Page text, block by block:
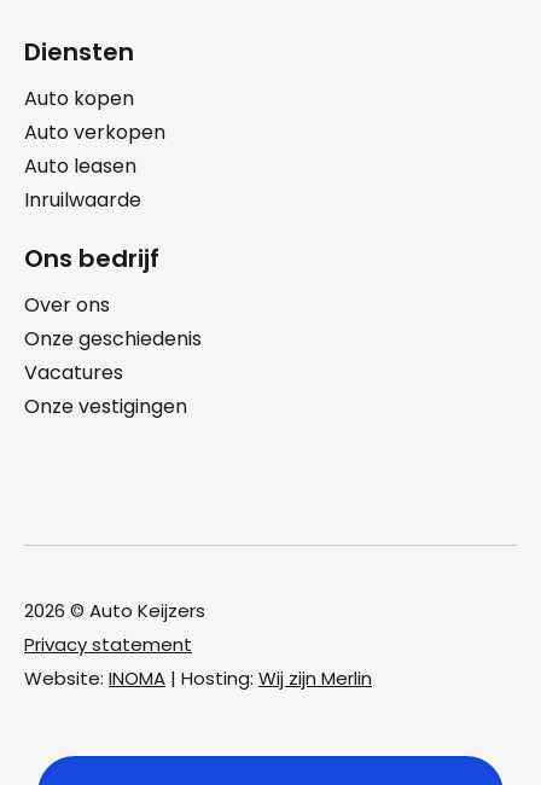
Diensten
Auto kopen
Auto verkopen
Auto leasen
Inruilwaarde
Ons bedrijf
Over ons
Onze geschiedenis
Vacatures
Onze vestigingen
2026 © Auto Keijzers
Privacy statement
Website: INOMA | Hosting: Wij zijn Merlin